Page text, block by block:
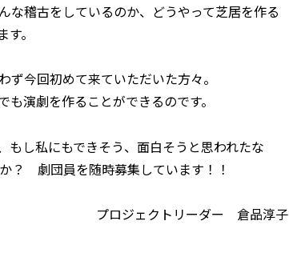
な稽古をしているのか、どうやって芝居を作る
。
今回初めて来ていただいた方々。
演劇を作ることができるのです。
もし私にもできそう、面白そうと思われたな
？ 劇団員を随時募集しています！！
プロジェクトリーダー 倉品淳子